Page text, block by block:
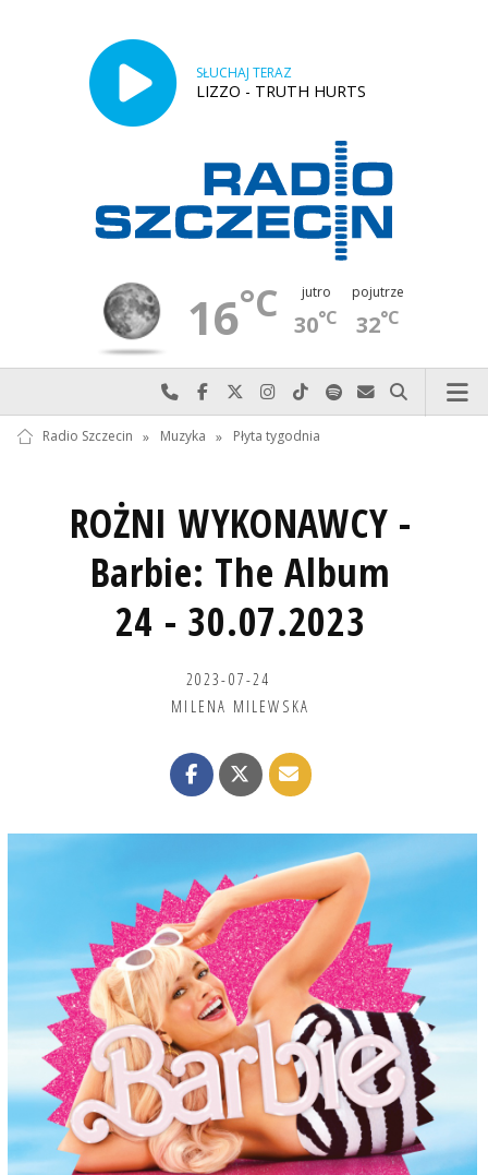
SŁUCHAJ TERAZ
LIZZO - TRUTH HURTS
16°C jutro
30°C
pojutrze
32°C
Najlepiej po prostu do nas zadzwoń
Odwiedź nas na Facebook-u
Odwiedź nas na X
Odwiedź nas na Instagram-ie
Odwiedź nas na TikTok-u
Szukaj nas na Spotify
Wyślij do nas
Szukaj
Radio Szczecin » Muzyka » Płyta tygodnia
ROŻNI WYKONAWCY -
Barbie: The Album
24 - 30.07.2023
2023-07-24
MILENA MILEWSKA